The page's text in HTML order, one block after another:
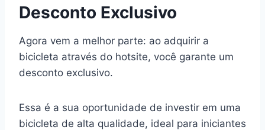
Desconto Exclusivo
Agora vem a melhor parte: ao adquirir a
bicicleta através do hotsite, você garante um
desconto exclusivo.
Essa é a sua oportunidade de investir em uma
bicicleta de alta qualidade, ideal para iniciantes